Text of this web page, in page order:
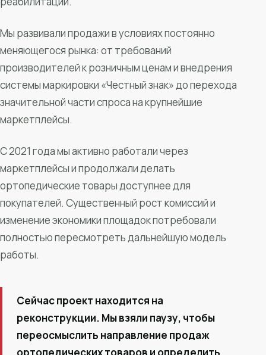
Мы развивали продажи в условиях постоянно
меняющегося рынка: от требований
производителей к розничным ценам и внедрения
системы маркировки «Честный знак» до перехода
значительной части спроса на крупнейшие
маркетплейсы.
С 2021 года мы активно работали через
маркетплейсы и продолжали делать
ортопедические товары доступнее для
покупателей. Существенный рост комиссий и
изменение экономики площадок потребовали
полностью пересмотреть дальнейшую модель
работы.
Сейчас проект находится на
реконструкции. Мы взяли паузу, чтобы
переосмыслить направление продаж